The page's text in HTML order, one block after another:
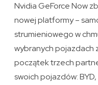
Nvidia GeForce Now
nowej platformy –
strumieniowego w
wybranych pojazdach
początek trzech
swoich pojazdów: